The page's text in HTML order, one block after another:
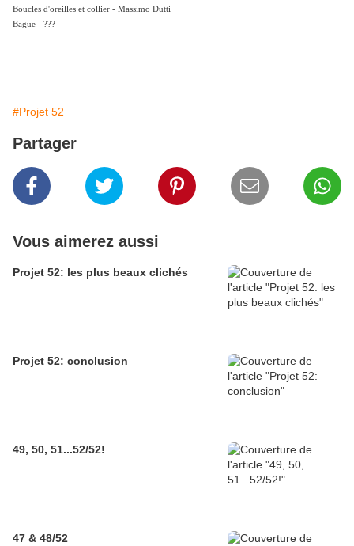
Boucles d'oreilles et collier - Massimo Dutti
Bague - ???
#Projet 52
Partager
Vous aimerez aussi
Projet 52: les plus beaux clichés
Projet 52: conclusion
49, 50, 51...52/52!
47 & 48/52